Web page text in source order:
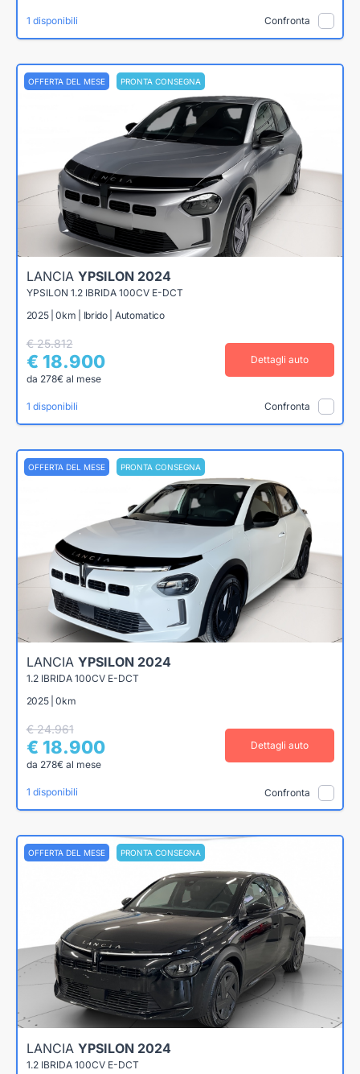
1 disponibili Confronta
OFFERTA DEL MESE PRONTA CONSEGNA
LANCIA YPSILON 2024
YPSILON 1.2 IBRIDA 100CV E-DCT
2025 | 0km | Ibrido | Automatico
€ 25.812
€ 18.900
da 278€ al mese
Dettagli auto
1 disponibili Confronta
OFFERTA DEL MESE PRONTA CONSEGNA
LANCIA YPSILON 2024
1.2 IBRIDA 100CV E-DCT
2025 | 0km
€ 24.961
€ 18.900
da 278€ al mese
Dettagli auto
1 disponibili Confronta
OFFERTA DEL MESE PRONTA CONSEGNA
LANCIA YPSILON 2024
1.2 IBRIDA 100CV E-DCT